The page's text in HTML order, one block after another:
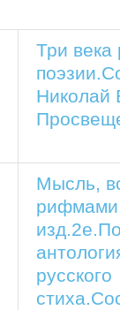
Три века
Николай
Мысль,
русского